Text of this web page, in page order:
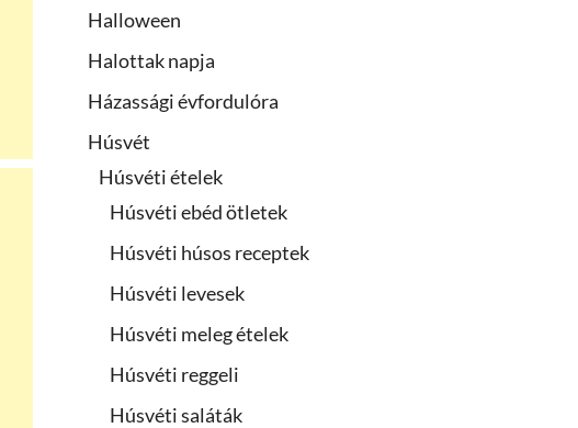
Halloween
Halottak napja
Házassági évfordulóra
Húsvét
Húsvéti ételek
Húsvéti ebéd ötletek
Húsvéti húsos receptek
Húsvéti levesek
Húsvéti meleg ételek
Húsvéti reggeli
Húsvéti saláták